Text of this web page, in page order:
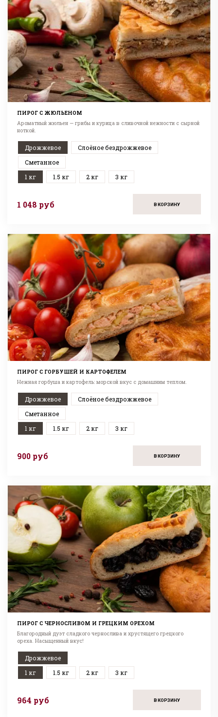
ПИРОГ С ЖЮЛЬЕНОМ
Ароматный жюльен — грибы и курица в сливочной нежности с сырной
ноткой.
Дрожжевое
Слоёное бездрожжевое
Сметанное
1 кг
1.5 кг 2 кг 3 кг
1 048 руб В КОРЗИНУ
ПИРОГ С ГОРБУШЕЙ И КАРТОФЕЛЕМ
Нежная горбуша и картофель: морской вкус с домашним теплом.
Дрожжевое
Слоёное бездрожжевое
Сметанное
1 кг
1.5 кг 2 кг 3 кг
900 руб В КОРЗИНУ
ПИРОГ С ЧЕРНОСЛИВОМ И ГРЕЦКИМ ОРЕХОМ
Благородный дуэт сладкого чернослива и хрустящего грецкого
ореха. Насыщенный вкус!
Дрожжевое
1 кг
1.5 кг 2 кг 3 кг
964 руб В КОРЗИНУ